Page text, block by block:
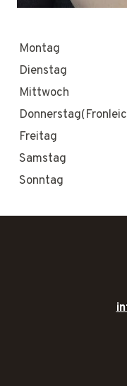
Montag
Dienstag
Mittwoch
Freitag
Samstag
Sonntag